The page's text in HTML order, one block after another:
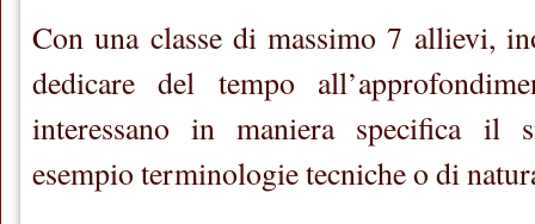
Con una classe di massimo 7 allievi,
dedicare del tempo
interessano in maniera specifica il
esempio terminologie tecniche o di